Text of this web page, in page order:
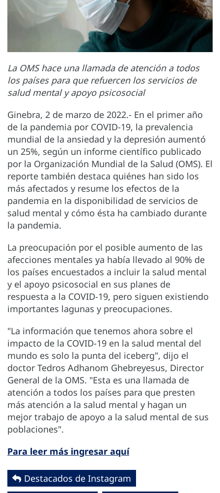
La OMS hace una llamada de atención a todos
los países para que refuercen los servicios de
salud mental y apoyo psicosocial
Ginebra, 2 de marzo de 2022.- En el primer año
de la pandemia por COVID-19, la prevalencia
mundial de la ansiedad y la depresión aumentó
un 25%, según un informe científico publicado
por la Organización Mundial de la Salud (OMS). El
reporte también destaca quiénes han sido los
más afectados y resume los efectos de la
pandemia en la disponibilidad de servicios de
salud mental y cómo ésta ha cambiado durante
la pandemia.
La preocupación por el posible aumento de las
afecciones mentales ya había llevado al 90% de
los países encuestados a incluir la salud mental
y el apoyo psicosocial en sus planes de
respuesta a la COVID-19, pero siguen existiendo
importantes lagunas y preocupaciones.
"La información que tenemos ahora sobre el
impacto de la COVID-19 en la salud mental del
mundo es solo la punta del iceberg", dijo el
doctor Tedros Adhanom Ghebreyesus, Director
General de la OMS. "Esta es una llamada de
atención a todos los países para que presten
más atención a la salud mental y hagan un
mejor trabajo de apoyo a la salud mental de sus
poblaciones".
Para leer más ingresar aquí
Destacados de Instagram